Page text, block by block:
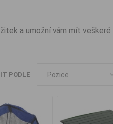
a umožní vám mít veškeré
PODLE